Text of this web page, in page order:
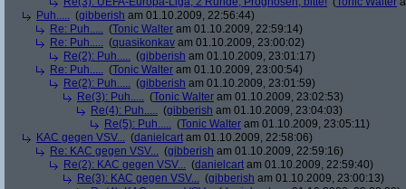
Puh..... (gibberish am 01.10.2009, 22:56:44)
Re: Puh..... (Tonic Walter am 01.10.2009, 22:59:14)
Re: Puh..... (quasikonkav am 01.10.2009, 23:00:02)
Re(2): Puh..... (gibberish am 01.10.2009, 23:01:17)
Re: Puh..... (Tonic Walter am 01.10.2009, 23:00:54)
Re(2): Puh..... (gibberish am 01.10.2009, 23:01:59)
Re(3): Puh..... (Tonic Walter am 01.10.2009, 23:02:53)
Re(4): Puh..... (gibberish am 01.10.2009, 23:04:03)
Re(5): Puh..... (Tonic Walter am 01.10.2009, 23:05:11)
KAC gegen VSV... (danielcart am 01.10.2009, 22:58:06)
Re: KAC gegen VSV... (gibberish am 01.10.2009, 22:59:16)
Re(2): KAC gegen VSV... (danielcart am 01.10.2009, 22:59:40)
Re(3): KAC gegen VSV... (gibberish am 01.10.2009, 23:00:13)